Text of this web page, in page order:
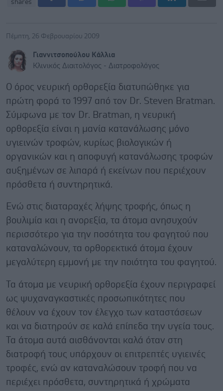
shares
Πέμπτη, 26 Φεβρουαρίου 2009
Γιαννιτσοπούλου Kάλλια
Kλινικός Διαιτολόγος - Διατροφολόγος
O όρος νευρική ορθορεξία διατυπώθηκε για
πρώτη φορά το 1997 από τον Dr. Steven Bratman.
Σύμφωνα με τον Dr. Bratman, η νευρική
ορθορεξία είναι η μανία κατανάλωσης μόνο
υγιεινών τροφών, κυρίως βιολογικών ή
οργανικών και η αποφυγή κατανάλωσης τροφών
αυξημένων σε λιπαρά ή εκείνων που περιέχουν
πρόσθετα ή συντηρητικά.
Ενώ στις διαταραχές λήψης τροφής, όπως η
βουλιμία και η ανορεξία, τα άτομα ανησυχούν
περισσότερο για την ποσότητα του φαγητού που
καταναλώνουν, τα ορθορεκτικά άτομα έχουν
μεγαλύτερη εμμονή με την ποιότητα του φαγητού.
Τα άτομα με νευρική ορθορεξία έχουν περιγραφεί
ως ψυχαναγκαστικές προσωπικότητες που
θέλουν να έχουν τον έλεγχο των καταστάσεων
και να διατηρούν σε καλά επίπεδα την υγεία τους.
Τα άτομα αυτά αισθάνονται καλά όταν στη
διατροφή τους υπάρχουν οι επιτρεπτές υγιεινές
τροφές, ενώ αν καταναλώσουν τροφή που να
περιέχει πρόσθετα, συντηρητικά ή χρώματα